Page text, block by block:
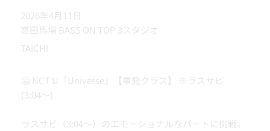
2026年4月11日
高田馬場 BASS ON TOP 3スタジオ
TAICHI
🤗 NCT U『Universe』【単発クラス】 ※ラスサビ
(3:04〜)
ラスサビ（3:04〜）のエモーショナルなパートに挑戦。